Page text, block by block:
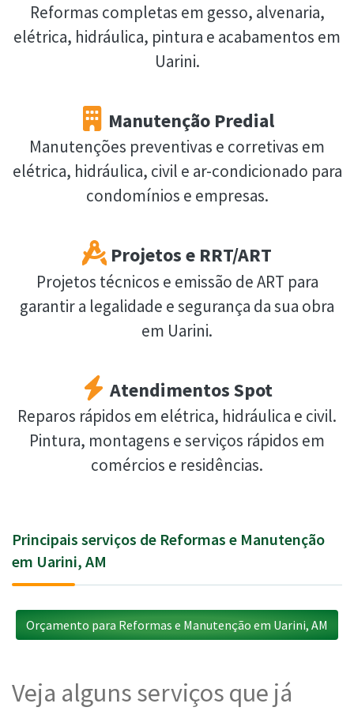
Reformas completas em gesso, alvenaria,
elétrica, hidráulica, pintura e acabamentos em
Uarini.
Manutenção Predial
Manutenções preventivas e corretivas em
elétrica, hidráulica, civil e ar-condicionado para
condomínios e empresas.
Projetos e RRT/ART
Projetos técnicos e emissão de ART para
garantir a legalidade e segurança da sua obra
em Uarini.
Atendimentos Spot
Reparos rápidos em elétrica, hidráulica e civil.
Pintura, montagens e serviços rápidos em
comércios e residências.
Principais serviços de Reformas e Manutenção
em Uarini, AM
Orçamento para Reformas e Manutenção em Uarini, AM
Veja alguns serviços que já